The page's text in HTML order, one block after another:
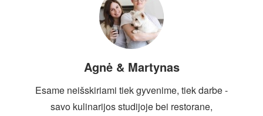
Agnė & Martynas
Esame neišskiriami tiek gyvenime, tiek darbe -
savo kulinarijos studijoje bei restorane,